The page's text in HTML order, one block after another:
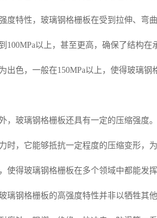
度特性，玻璃钢格栅板在受到拉伸、弯
100MPa以上，甚至更高，确保了结构在
出色，一般在150MPa以上，使得玻璃
，玻璃钢格栅板还具有一定的压缩强度。
时，它能够抵抗一定程度的压缩变形，
使得玻璃钢格栅板在多个领域中都能发挥
璃钢格栅板的高强度特性并非以牺牲其他